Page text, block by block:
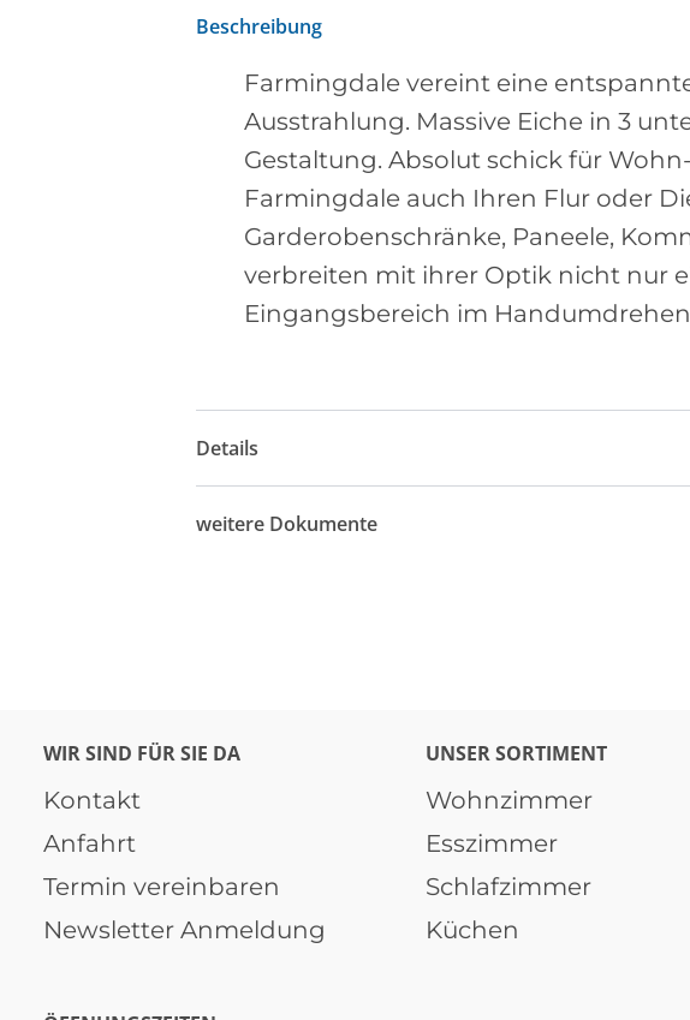
Beschreibung
Farmingdale vereint eine
Ausstrahlung. Massive Eiche in 3
Gestaltung. Absolut schick für
Farmingdale auch Ihren Flur oder
Garderobenschränke, Paneele,
verbreiten mit ihrer Optik nicht nur
Eingangsbereich im
Details
weitere Dokumente
WIR SIND FÜR SIE DA
Kontakt
Anfahrt
Termin vereinbaren
Newsletter Anmeldung
UNSER SORTIMENT
Wohnzimmer
Esszimmer
Schlafzimmer
Küchen